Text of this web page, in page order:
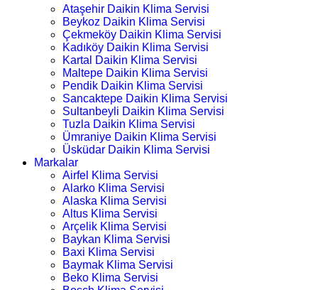
Ataşehir Daikin Klima Servisi
Beykoz Daikin Klima Servisi
Çekmeköy Daikin Klima Servisi
Kadıköy Daikin Klima Servisi
Kartal Daikin Klima Servisi
Maltepe Daikin Klima Servisi
Pendik Daikin Klima Servisi
Sancaktepe Daikin Klima Servisi
Sultanbeyli Daikin Klima Servisi
Tuzla Daikin Klima Servisi
Ümraniye Daikin Klima Servisi
Üsküdar Daikin Klima Servisi
Markalar
Airfel Klima Servisi
Alarko Klima Servisi
Alaska Klima Servisi
Altus Klima Servisi
Arçelik Klima Servisi
Baykan Klima Servisi
Baxi Klima Servisi
Baymak Klima Servisi
Beko Klima Servisi